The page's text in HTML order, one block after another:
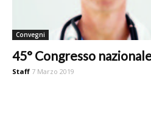
Convegni
45° Congresso
Staff 7 Marzo 2019